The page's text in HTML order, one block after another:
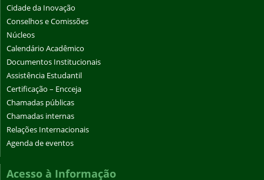
Cidade da Inovação
Conselhos e Comissões
Núcleos
Calendário Acadêmico
Documentos Institucionais
Assistência Estudantil
Certificação – Encceja
Chamadas públicas
Chamadas internas
Relações Internacionais
Agenda de eventos
Acesso à Informação